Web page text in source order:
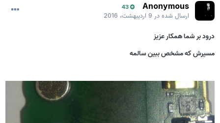
Anonymous
43
ارسال شده در9 اردیبهشت، 2016
درود بر شما همکار عزیز
مسیرش که مشخص ببین سالمه